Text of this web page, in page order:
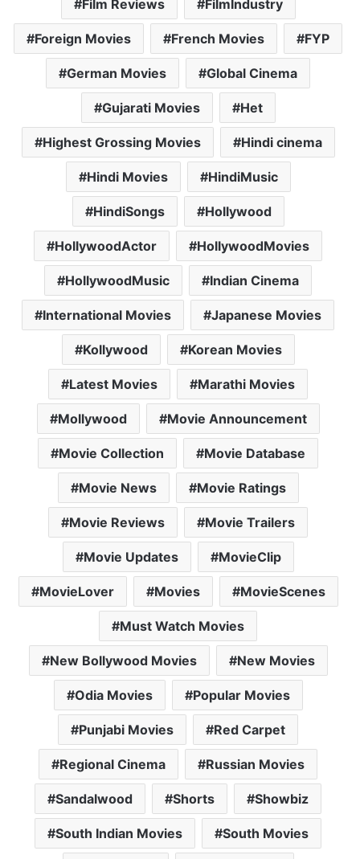
Film Reviews FilmIndustry
Foreign Movies French Movies FYP
German Movies Global Cinema
Gujarati Movies Het
Highest Grossing Movies Hindi cinema
Hindi Movies HindiMusic
HindiSongs Hollywood
HollywoodActor HollywoodMovies
HollywoodMusic Indian Cinema
International Movies Japanese Movies
Kollywood Korean Movies
Latest Movies Marathi Movies
Mollywood Movie Announcement
Movie Collection Movie Database
Movie News Movie Ratings
Movie Reviews Movie Trailers
Movie Updates MovieClip
MovieLover Movies MovieScenes
Must Watch Movies
New Bollywood Movies New Movies
Odia Movies Popular Movies
Punjabi Movies Red Carpet
Regional Cinema Russian Movies
Sandalwood Shorts Showbiz
South Indian Movies South Movies